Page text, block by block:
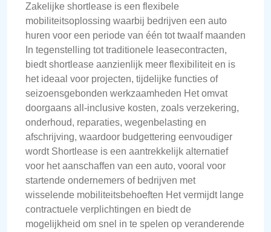
Zakelijke shortlease is een flexibele
mobiliteitsoplossing waarbij bedrijven een auto
huren voor een periode van één tot twaalf maanden
In tegenstelling tot traditionele leasecontracten,
biedt shortlease aanzienlijk meer flexibiliteit en is
het ideaal voor projecten, tijdelijke functies of
seizoensgebonden werkzaamheden Het omvat
doorgaans all-inclusive kosten, zoals verzekering,
onderhoud, reparaties, wegenbelasting en
afschrijving, waardoor budgettering eenvoudiger
wordt Shortlease is een aantrekkelijk alternatief
voor het aanschaffen van een auto, vooral voor
startende ondernemers of bedrijven met
wisselende mobiliteitsbehoeften Het vermijdt lange
contractuele verplichtingen en biedt de
mogelijkheid om snel in te spelen op veranderende